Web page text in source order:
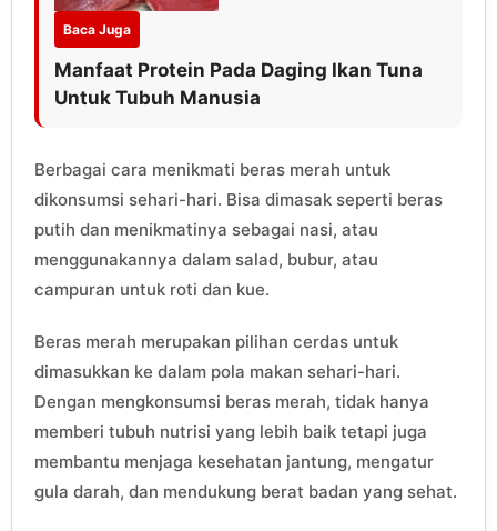
Baca Juga
Manfaat Protein Pada Daging Ikan Tuna
Untuk Tubuh Manusia
Berbagai cara menikmati beras merah untuk
dikonsumsi sehari-hari. Bisa dimasak seperti beras
putih dan menikmatinya sebagai nasi, atau
menggunakannya dalam salad, bubur, atau
campuran untuk roti dan kue.
Beras merah merupakan pilihan cerdas untuk
dimasukkan ke dalam pola makan sehari-hari.
Dengan mengkonsumsi beras merah, tidak hanya
memberi tubuh nutrisi yang lebih baik tetapi juga
membantu menjaga kesehatan jantung, mengatur
gula darah, dan mendukung berat badan yang sehat.